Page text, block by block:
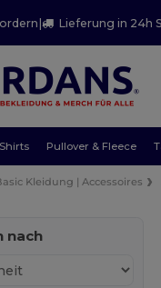
| Lieferung in 24h
Pullover & Fleece
Kleidung | Accessoires
nach